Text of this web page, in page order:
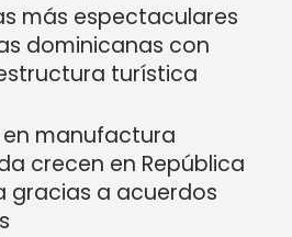
más espectaculares
dominicanas con
turística
en manufactura
crecen en República
gracias a acuerdos